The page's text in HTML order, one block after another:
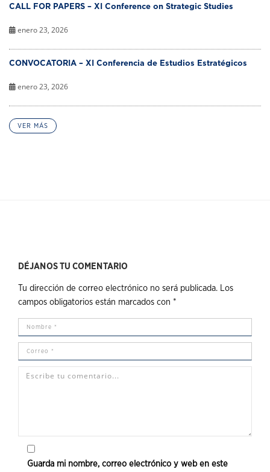
CALL FOR PAPERS – XI Conference on Strategic Studies
enero 23, 2026
CONVOCATORIA – XI Conferencia de Estudios Estratégicos
enero 23, 2026
VER MÁS
DÉJANOS TU COMENTARIO
Tu dirección de correo electrónico no será publicada. Los
campos obligatorios están marcados con *
Guarda mi nombre, correo electrónico y web en este